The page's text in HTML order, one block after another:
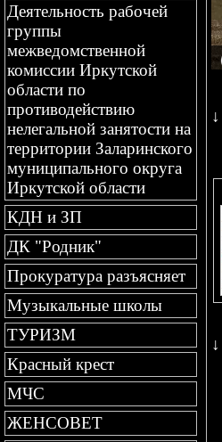
Деятельность рабочей
группы
межведомственной
комиссии Иркутской
области по
противодействию
нелегальной занятости на
территории Заларинского
муниципального округа
Иркутской области
КДН и ЗП
ДК "Родник"
Прокуратура разъясняет
Музыкальные школы
ТУРИЗМ
Красный крест
МЧС
ЖЕНСОВЕТ
↓
↓